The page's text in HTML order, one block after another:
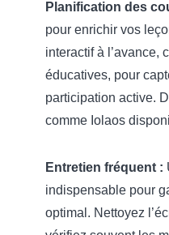
Planification des
pour enrichir vos
interactif à l’avance,
éducatives, pour
participation active.
comme Iolaos
Entretien fréquent :
indispensable pour
optimal. Nettoyez